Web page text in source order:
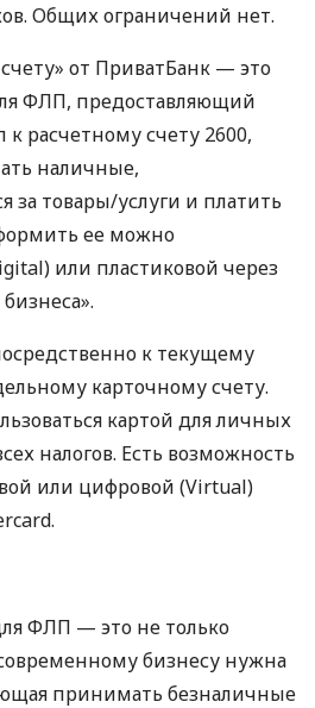
Общих ограничений нет.
от ПриватБанк — это
ФЛП, предоставляющий
расчетному счету 2600,
наличные,
за товары/услуги и платить
ее можно
или пластиковой через
к текущему
карточному счету.
картой для личных
налогов. Есть возможность
или цифровой (Virtual)
ФЛП — это не только
бизнесу нужна
принимать безналичные